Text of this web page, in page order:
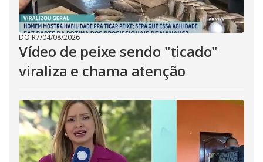
DO R7/04/08/2026
Vídeo de peixe sendo "ticado"
viraliza e chama atenção